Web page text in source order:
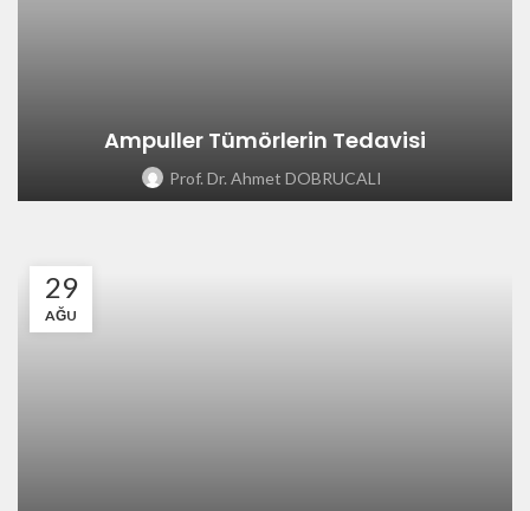
Ampuller Tümörlerin Tedavisi
Prof. Dr. Ahmet DOBRUCALI
29
AĞU